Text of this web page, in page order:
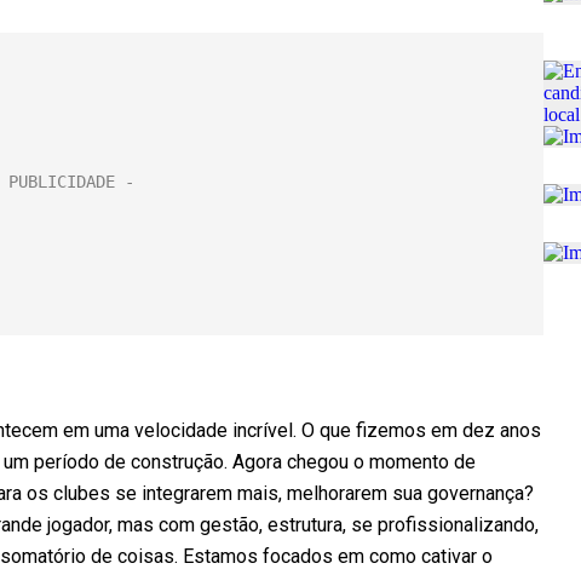
em uma velocidade incrível. O que fizemos em dez anos
período de construção. Agora chegou o momento de
os clubes se integrarem mais, melhorarem sua governança?
jogador, mas com gestão, estrutura, se profissionalizando,
de coisas. Estamos focados em como cativar o